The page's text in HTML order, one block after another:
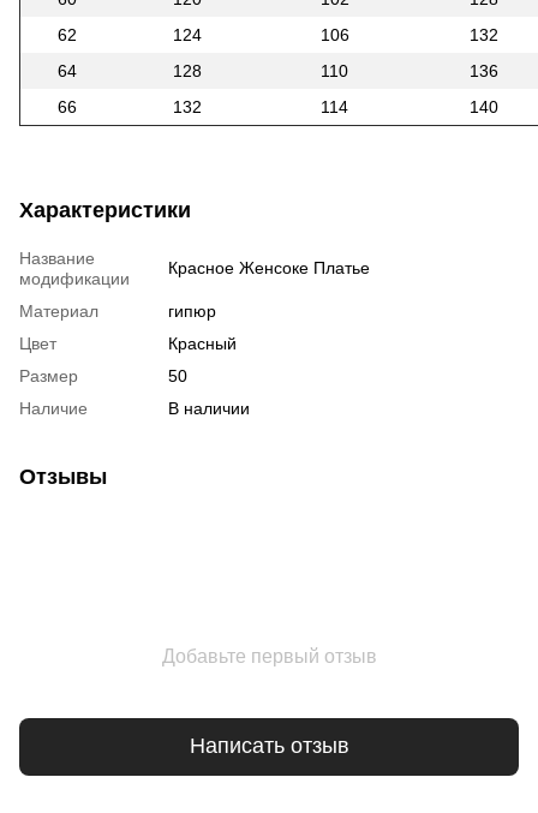
62
124 106
132
64
128 110
136
66
132 114 140
Характеристики
Название
модификации
Красное Женсоке Платье
Материал
гипюр
Цвет
Красный
Размер
50
Наличие
В наличии
Отзывы
Добавьте первый отзыв
Написать отзыв